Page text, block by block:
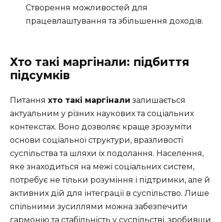
Створення можливостей для
працевлаштування та збільшення доходів.
Хто такі маргінали: підбиття
підсумків
Питання хто такі маргінали залишається
актуальним у різних наукових та соціальних
контекстах. Воно дозволяє краще зрозуміти
основи соціальної структури, вразливості
суспільства та шляхи їх подолання. Населення,
яке знаходиться на межі соціальних систем,
потребує не тільки розуміння і підтримки, але й
активних дій для інтеграції в суспільство. Лише
спільними зусиллями можна забезпечити
гармонію та стабільність у суспільстві, зробивши